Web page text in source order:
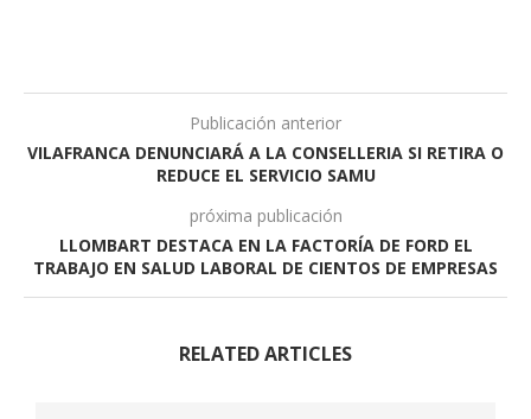
Publicación anterior
VILAFRANCA DENUNCIARÁ A LA CONSELLERIA SI RETIRA O
REDUCE EL SERVICIO SAMU
próxima publicación
LLOMBART DESTACA EN LA FACTORÍA DE FORD EL
TRABAJO EN SALUD LABORAL DE CIENTOS DE EMPRESAS
RELATED ARTICLES